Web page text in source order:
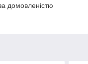
домовленістю